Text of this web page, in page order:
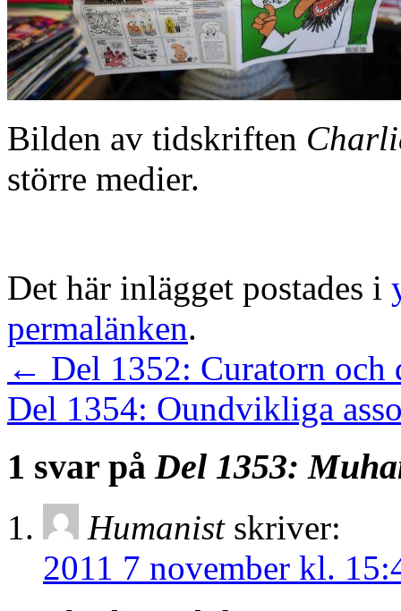
Bilden av tidskriften
större medier.
Det här inlägget postades i
permalänken.
← Del 1352: Curatorn och
Del 1354: Oundvikliga
1 svar på Del 1353:
Humanist skriver:
2011 7 november kl.